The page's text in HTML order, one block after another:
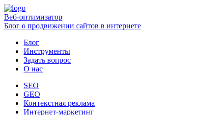
Веб-оптимизатор
Блог о продвижении сайтов в интернете
Блог
Инструменты
Задать вопрос
О нас
SEO
GEO
Контекстная реклама
Интернет-маркетинг